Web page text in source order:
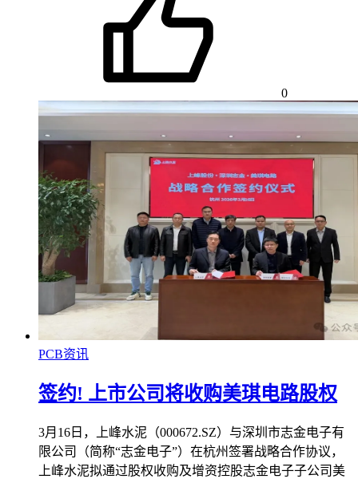
0
PCB资讯
签约! 上市公司将收购美琪电路股权
3月16日，上峰水泥（000672.SZ）与深圳市志金电子有
限公司（简称“志金电子”）在杭州签署战略合作协议，
上峰水泥拟通过股权收购及增资控股志金电子子公司美